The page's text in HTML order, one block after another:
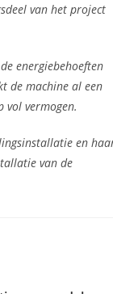
van het project
energiebehoeften
de machine al een
vol vermogen.
en
van de